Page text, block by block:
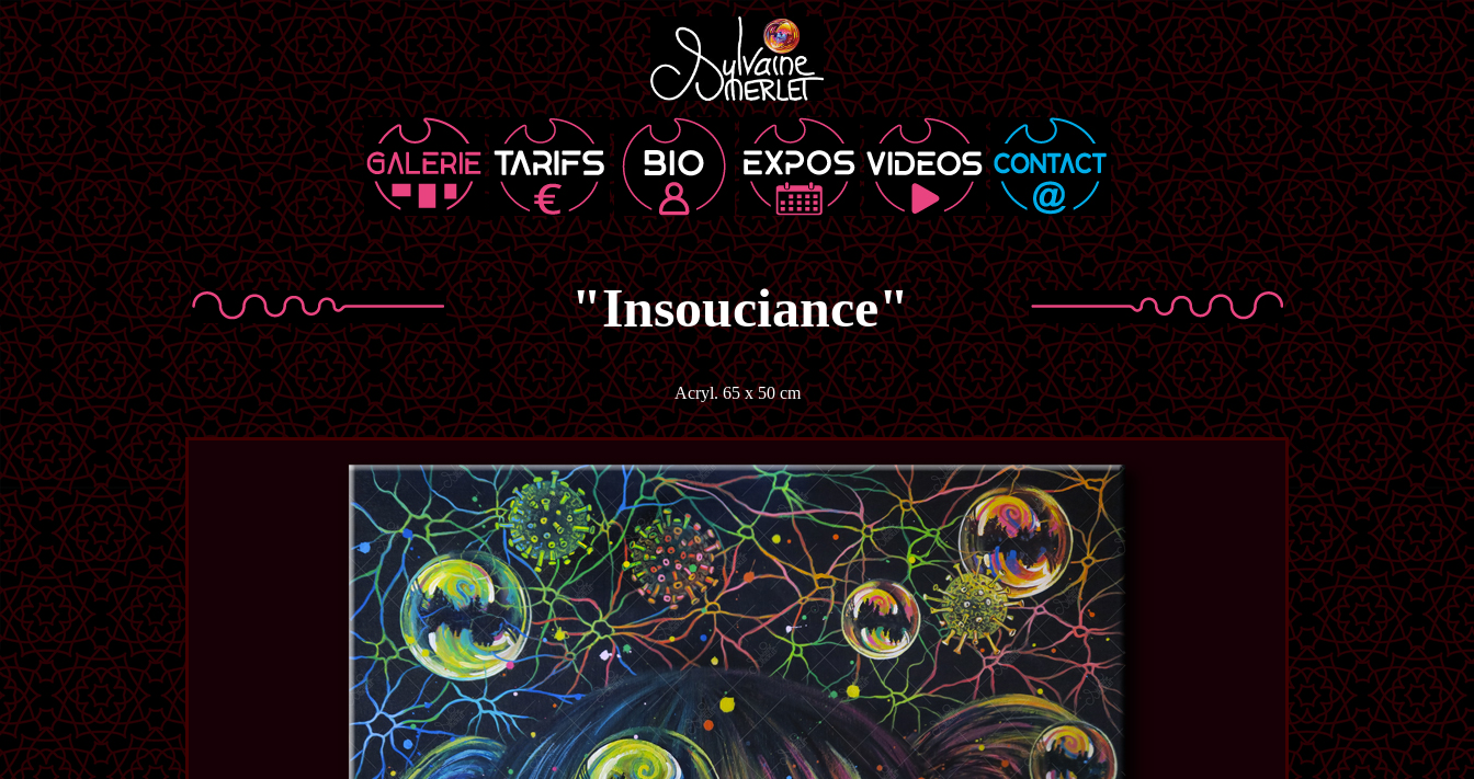
"Insouciance"
Acryl. 65 x 50 cm